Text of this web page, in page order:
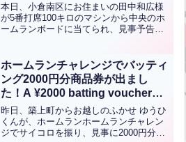
本日、小倉南区にお住まいの田中和広様
が5番打席100キロのマシンから中央のホ
ームランボードに当てられ、見事予告ホ
25日（日）までのイベントとなっており
ますので、皆さん...全文はクリック
ホームランチャレンジでバッティ
ング2000円分商品券が出まし
た！A ¥2000 batting voucher
was won in the Home Run
Challenge!(ENG CHT KOR
JPN）
昨日、築上町からお越しのふかせ ゆうひ
くんが、ホームランホームランチャレン
ジでサイコロを振り、見事に2000円分の